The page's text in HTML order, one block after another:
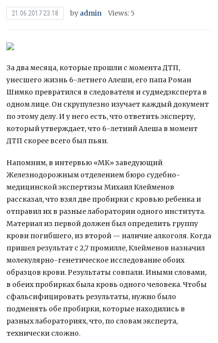
21.06.2017 23:18 by admin Views: 5
За два месяца, которые прошли с момента ДТП,
унесшего жизнь 6-летнего Алеши, его папа Роман
Шимко превратился в следователя и судмедэксперта в
одном лице. Он скрупулезно изучает каждый документ
по этому делу. И у него есть, что ответить эксперту,
который утверждает, что 6-летний Алеша в момент
ДТП скорее всего был пьян.
Напомним, в интервью «МК» заведующий
Железнодорожным отделением бюро судебно-
медицинской экспертизы Михаил Клейменов
рассказал, что взял две пробирки с кровью ребенка и
отправил их в разные лаборатории одного института.
Материал из первой должен был определить группу
крови погибшего, из второй — наличие алкоголя. Когда
пришел результат с 2,7 промилле, Клейменов назначил
молекулярно-генетическое исследование обоих
образцов крови. Результаты совпали. Иными словами,
в обеих пробирках была кровь одного человека. Чтобы
сфальсифицировать результаты, нужно было
подменять обе пробирки, которые находились в
разных лабораториях, что, по словам эксперта,
технически сложно.